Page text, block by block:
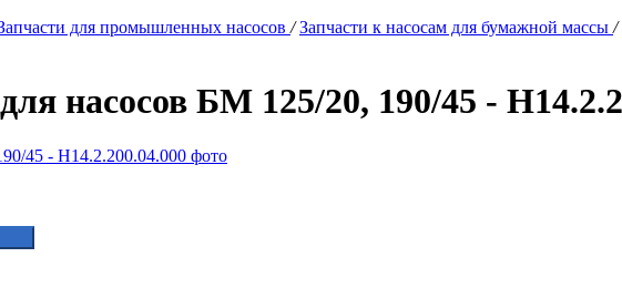
для промышленных насосов / Запчасти к насосам для бумажной массы /
насосов БМ 125/20, 190/45 -